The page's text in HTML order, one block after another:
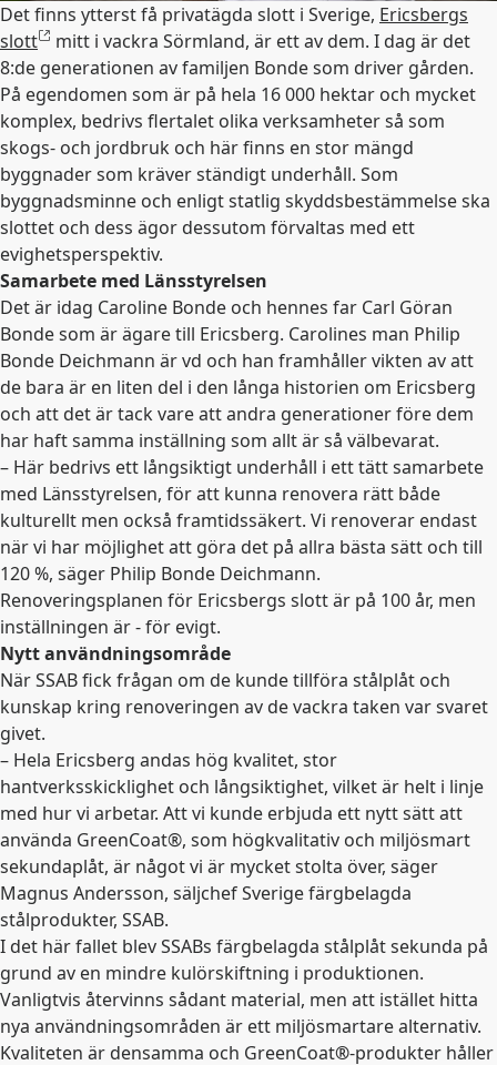
Det finns ytterst få privatägda slott i Sverige, Ericsbergs
slott
mitt i vackra Sörmland, är ett av dem. I dag är det
8:de generationen av familjen Bonde som driver gården.
På egendomen som är på hela 16 000 hektar och mycket
komplex, bedrivs flertalet olika verksamheter så som
skogs- och jordbruk och här finns en stor mängd
byggnader som kräver ständigt underhåll. Som
byggnadsminne och enligt statlig skyddsbestämmelse ska
slottet och dess ägor dessutom förvaltas med ett
evighetsperspektiv.
Samarbete med Länsstyrelsen
Det är idag Caroline Bonde och hennes far Carl Göran
Bonde som är ägare till Ericsberg. Carolines man Philip
Bonde Deichmann är vd och han framhåller vikten av att
de bara är en liten del i den långa historien om Ericsberg
och att det är tack vare att andra generationer före dem
har haft samma inställning som allt är så välbevarat.
– Här bedrivs ett långsiktigt underhåll i ett tätt samarbete
med Länsstyrelsen, för att kunna renovera rätt både
kulturellt men också framtidssäkert. Vi renoverar endast
när vi har möjlighet att göra det på allra bästa sätt och till
120 %, säger Philip Bonde Deichmann.
Renoveringsplanen för Ericsbergs slott är på 100 år, men
inställningen är - för evigt.
Nytt användningsområde
När SSAB fick frågan om de kunde tillföra stålplåt och
kunskap kring renoveringen av de vackra taken var svaret
givet.
– Hela Ericsberg andas hög kvalitet, stor
hantverksskicklighet och långsiktighet, vilket är helt i linje
med hur vi arbetar. Att vi kunde erbjuda ett nytt sätt att
använda GreenCoat®, som högkvalitativ och miljösmart
sekundaplåt, är något vi är mycket stolta över, säger
Magnus Andersson, säljchef Sverige färgbelagda
stålprodukter, SSAB.
I det här fallet blev SSABs färgbelagda stålplåt sekunda på
grund av en mindre kulörskiftning i produktionen.
Vanligtvis återvinns sådant material, men att istället hitta
nya användningsområden är ett miljösmartare alternativ.
Kvaliteten är densamma och GreenCoat®-produkter håller